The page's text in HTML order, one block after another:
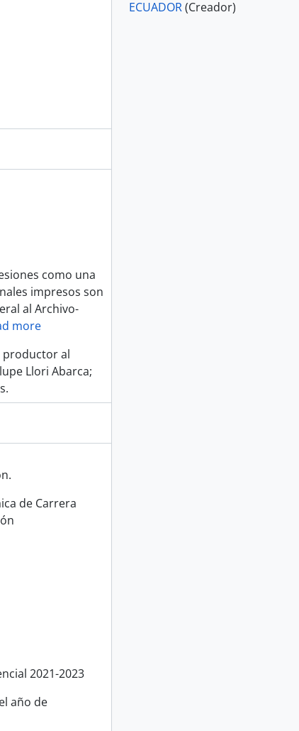
como una
impresos son
al Archivo-
more
productor al
Llori Abarca;
de Carrera
2021-2023
año de
ECUADOR(Creador)